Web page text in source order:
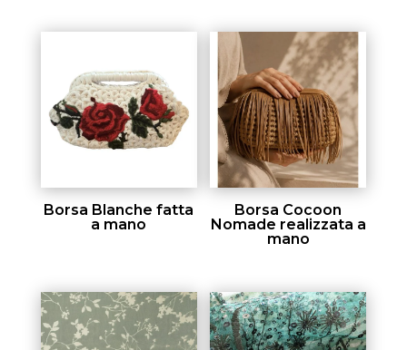
Borsa Blanche fatta
a mano
Borsa Cocoon
Nomade realizzata a
mano